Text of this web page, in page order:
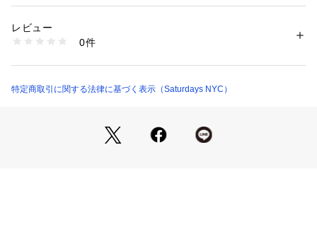
【Composition】
【Country of origin】
素材：再生繊維（リヨセル） 100%
洗濯：洗濯機、漂白不可、タンブル乾燥不可、自然乾燥、アイロン仕上げ
可、ドライ不可、ウエットクリーニング可
商品番号：1095600000031 （モール）
レビュー
0件
特定商取引に関する法律に基づく表示（Saturdays NYC）